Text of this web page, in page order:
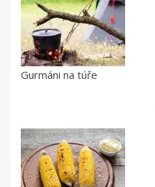
Gurmáni na túře